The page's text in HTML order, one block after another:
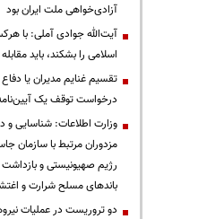
آزادی‌خواهی ملت ایران بود
آیت‌الله جوادی آملی: با
اسلامی را بشکند، باید
تقسیم غنایم مدیران یا
درخواست توقف یک
مزدوران مرتبط با سازمان
باندهای مسلح شرارت و
دو تروریست در عملیات